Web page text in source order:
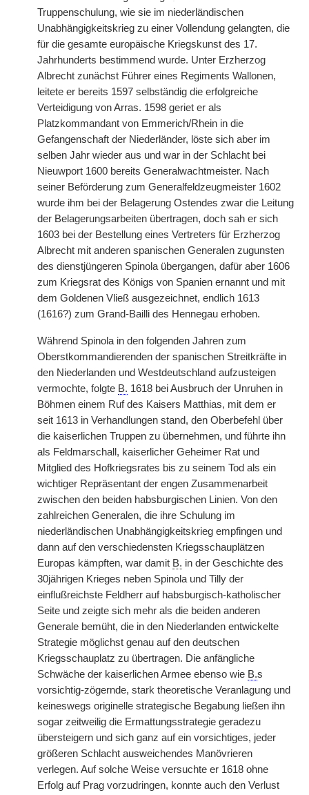
Truppenschulung, wie sie im niederländischen
Unabhängigkeitskrieg zu einer Vollendung gelangten, die
für die gesamte europäische Kriegskunst des 17.
Jahrhunderts bestimmend wurde. Unter Erzherzog
Albrecht zunächst Führer eines Regiments Wallonen,
leitete er bereits 1597 selbständig die erfolgreiche
Verteidigung von Arras. 1598 geriet er als
Platzkommandant von Emmerich/Rhein in die
Gefangenschaft der Niederländer, löste sich aber im
selben Jahr wieder aus und war in der Schlacht bei
Nieuwport 1600 bereits Generalwachtmeister. Nach
seiner Beförderung zum Generalfeldzeugmeister 1602
wurde ihm bei der Belagerung Ostendes zwar die Leitung
der Belagerungsarbeiten übertragen, doch sah er sich
1603 bei der Bestellung eines Vertreters für Erzherzog
Albrecht mit anderen spanischen Generalen zugunsten
des dienstjüngeren Spinola übergangen, dafür aber 1606
zum Kriegsrat des Königs von Spanien ernannt und mit
dem Goldenen Vließ ausgezeichnet, endlich 1613
(1616?) zum Grand-Bailli des Hennegau erhoben.
Während Spinola in den folgenden Jahren zum
Oberstkommandierenden der spanischen Streitkräfte in
den Niederlanden und Westdeutschland aufzusteigen
vermochte, folgte B. 1618 bei Ausbruch der Unruhen in
Böhmen einem Ruf des Kaisers Matthias, mit dem er
seit 1613 in Verhandlungen stand, den Oberbefehl über
die kaiserlichen Truppen zu übernehmen, und führte ihn
als Feldmarschall, kaiserlicher Geheimer Rat und
Mitglied des Hofkriegsrates bis zu seinem Tod als ein
wichtiger Repräsentant der engen Zusammenarbeit
zwischen den beiden habsburgischen Linien. Von den
zahlreichen Generalen, die ihre Schulung im
niederländischen Unabhängigkeitskrieg empfingen und
dann auf den verschiedensten Kriegsschauplätzen
Europas kämpften, war damit B. in der Geschichte des
30jährigen Krieges neben Spinola und Tilly der
einflußreichste Feldherr auf habsburgisch-katholischer
Seite und zeigte sich mehr als die beiden anderen
Generale bemüht, die in den Niederlanden entwickelte
Strategie möglichst genau auf den deutschen
Kriegsschauplatz zu übertragen. Die anfängliche
Schwäche der kaiserlichen Armee ebenso wie B.s
vorsichtig-zögernde, stark theoretische Veranlagung und
keineswegs originelle strategische Begabung ließen ihn
sogar zeitweilig die Ermattungsstrategie geradezu
übersteigern und sich ganz auf ein vorsichtiges, jeder
größeren Schlacht ausweichendes Manövrieren
verlegen. Auf solche Weise versuchte er 1618 ohne
Erfolg auf Prag vorzudringen, konnte auch den Verlust